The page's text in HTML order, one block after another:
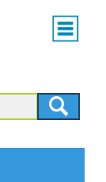
Main
menu